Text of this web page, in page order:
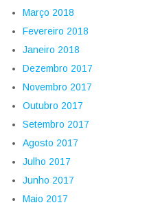
Março 2018
Fevereiro 2018
Janeiro 2018
Dezembro 2017
Novembro 2017
Outubro 2017
Setembro 2017
Agosto 2017
Julho 2017
Junho 2017
Maio 2017